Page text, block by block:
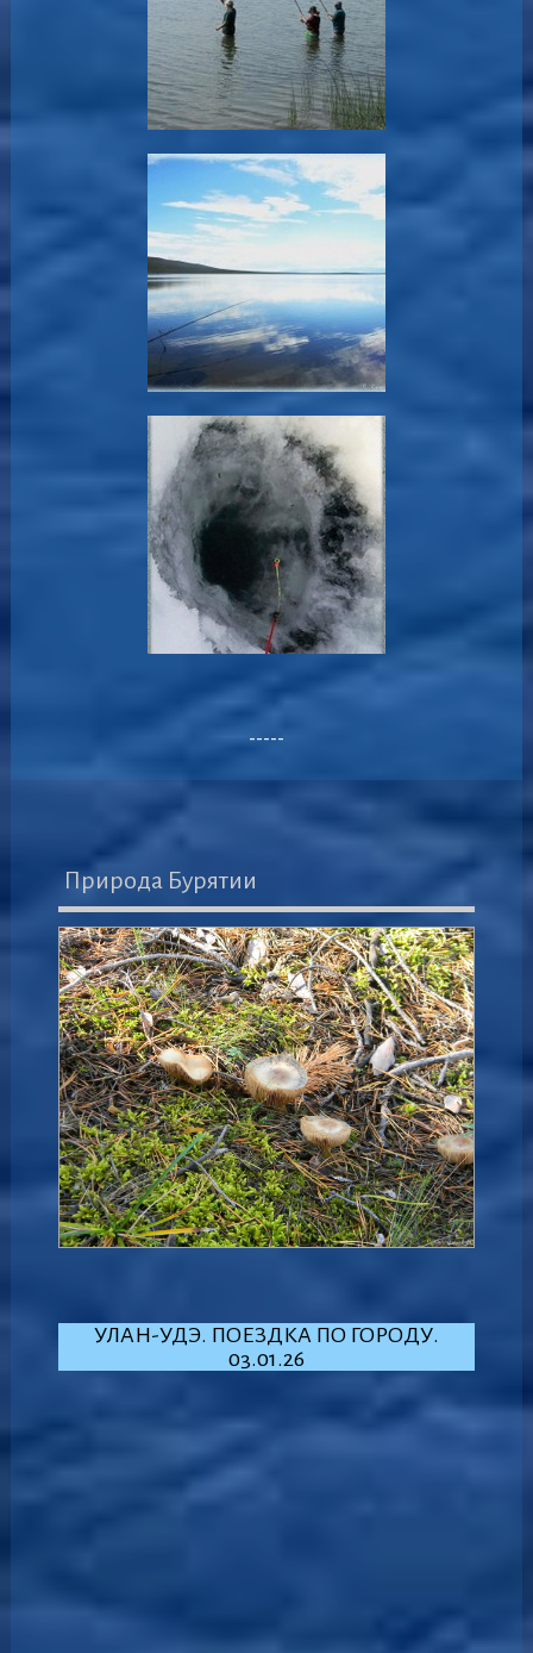
-----
Природа Бурятии
УЛАН-УДЭ. ПОЕЗДКА ПО ГОРОДУ.
03.01.26